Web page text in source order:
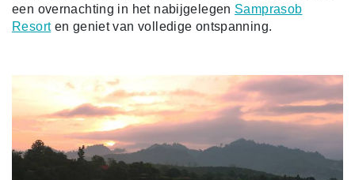
een overnachting in het nabijgelegen Samprasob
Resorten geniet van volledige ontspanning.